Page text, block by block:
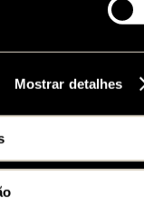
Mostrar detalhes